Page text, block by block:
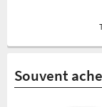
Souvent